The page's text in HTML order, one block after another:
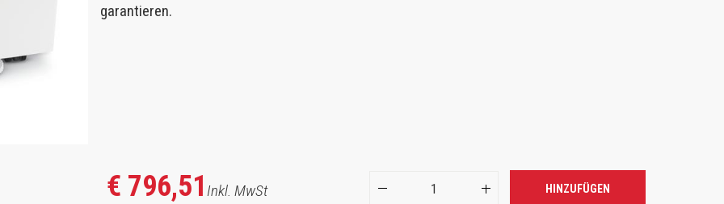
garantieren.
€ 796,51 Inkl. MwSt HINZUFÜGEN